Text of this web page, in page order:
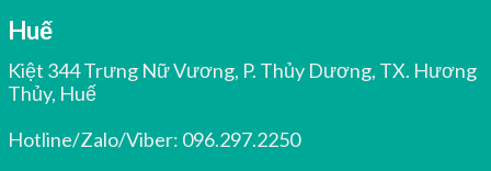
Huế
Kiệt 344 Trưng Nữ Vương, P. Thủy Dương, TX. Hương
Thủy, Huế
Hotline/Zalo/Viber: 096.297.2250